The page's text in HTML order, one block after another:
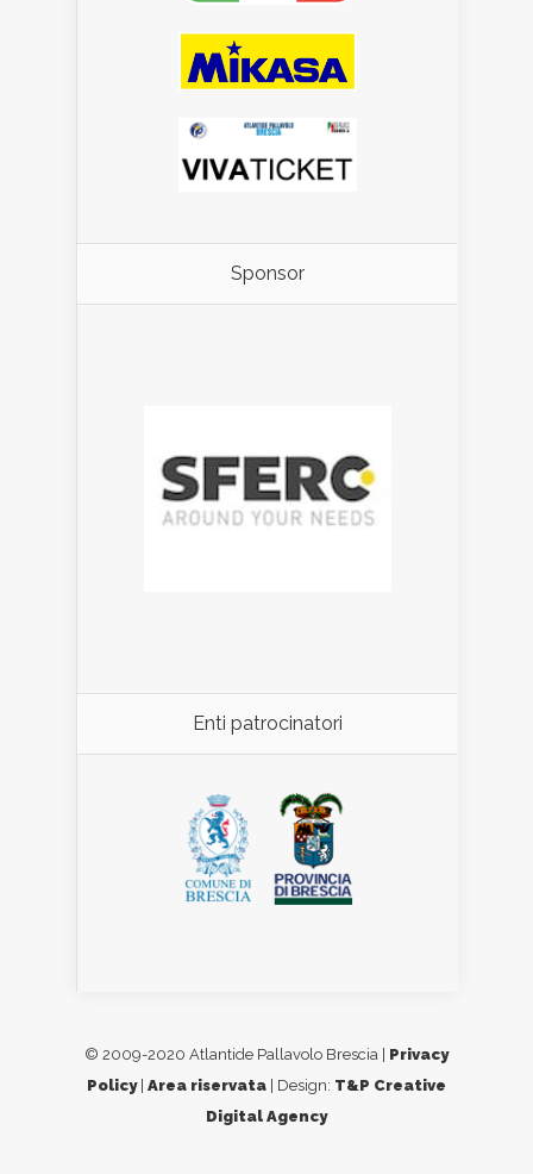
Sponsor
Enti patrocinatori
© 2009-2020 Atlantide Pallavolo Brescia | Privacy
Policy| Area riservata | Design: T&P Creative
Digital Agency